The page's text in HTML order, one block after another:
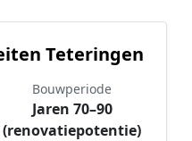
Teteringen
Bouwperiode
Jaren 70–90
(renovatiepotentie)